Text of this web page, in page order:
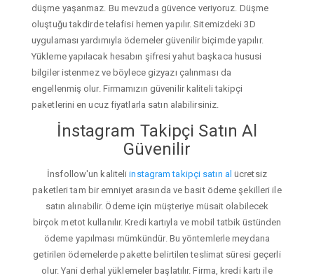
düşme yaşanmaz. Bu mevzuda güvence veriyoruz. Düşme
oluştuğu takdirde telafisi hemen yapılır. Sitemizdeki 3D
uygulaması yardımıyla ödemeler güvenilir biçimde yapılır.
Yükleme yapılacak hesabın şifresi yahut başkaca hususi
bilgiler istenmez ve böylece gizyazı çalınması da
engellenmiş olur. Firmamızın güvenilir kaliteli takipçi
paketlerini en ucuz fiyatlarla satın alabilirsiniz.
İnstagram Takipçi Satın Al
Güvenilir
İnsfollow'un kaliteliinstagram takipçi satın al ücretsiz
paketleri tam bir emniyet arasında ve basit ödeme şekilleri ile
satın alınabilir. Ödeme için müşteriye müsait olabilecek
birçok metot kullanılır. Kredi kartıyla ve mobil tatbik üstünden
ödeme yapılması mümkündür. Bu yöntemlerle meydana
getirilen ödemelerde pakette belirtilen teslimat süresi geçerli
olur. Yani derhal yüklemeler başlatılır. Firma, kredi kartı ile